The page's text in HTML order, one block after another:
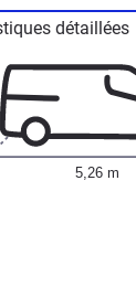
détaillées
5,26 m